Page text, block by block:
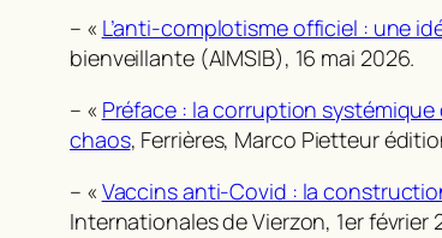
– « L’anti-complotisme officiel : une
bienveillante (AIMSIB), 16 mai 2026.
– « Préface : la corruption
chaos, Ferrières, Marco Pietteur
– « Vaccins anti-Covid : la
Internationales de Vierzon, 1er février